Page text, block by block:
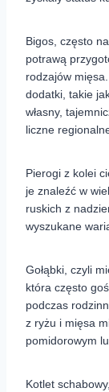
Bigos, często
potrawą
rodzajów
dodatki, takie
własny,
liczne
Pierogi z kolei
je znaleźć w
ruskich z
wyszukane
Gołąbki, czyli
która często
podczas
z ryżu i mięsa
pomidorowym
Kotlet